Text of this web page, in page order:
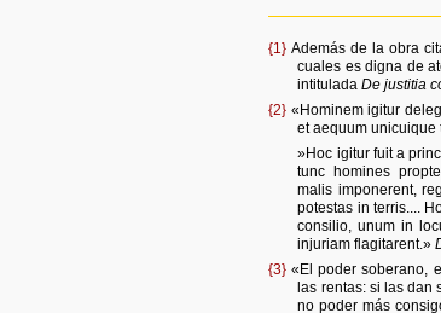
{1} Además de la obra
cuales es digna de
intituladaDe justitia
{2} «Hominem igitur
et aequum unicuique
»Hoc igitur fuit a
tunc homines
malis imponerent,
potestas in terris....
consilio, unum in
injuriam flagitarent.»
{3} «El poder soberano,
las rentas: si las dan
no poder más